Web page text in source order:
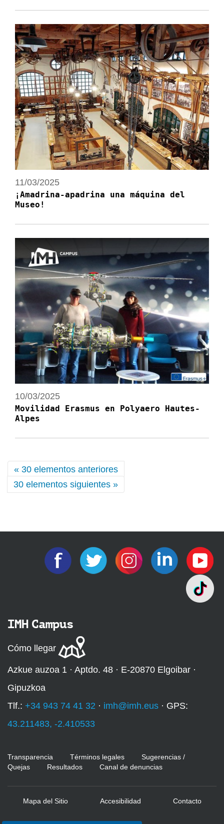
11/03/2025
¡Amadrina-apadrina una máquina del
Museo!
10/03/2025
Movilidad Erasmus en Polyaero Hautes-
Alpes
« 30 elementos anteriores
30 elementos siguientes »
IMH Campus
Cómo llegar
Azkue auzoa 1 · Aptdo. 48 · E-20870 Elgoibar ·
Gipuzkoa
Tlf.: +34 943 74 41 32 · imh@imh.eus · GPS:
43.211483, -2.410533
Transparencia Términos legales
Sugerencias /
Quejas
Resultados Canal de denuncias
Mapa del Sitio Accesibilidad Contacto